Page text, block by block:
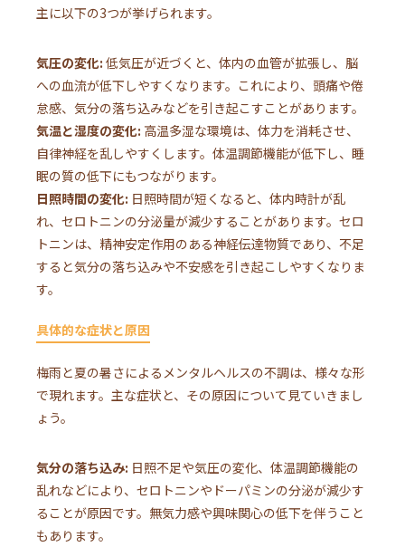
主に以下の3つが挙げられます。
気圧の変化: 低気圧が近づくと、体内の血管が拡張し、脳
への血流が低下しやすくなります。これにより、頭痛や倦
怠感、気分の落ち込みなどを引き起こすことがあります。
気温と湿度の変化: 高温多湿な環境は、体力を消耗させ、
自律神経を乱しやすくします。体温調節機能が低下し、睡
眠の質の低下にもつながります。
日照時間の変化: 日照時間が短くなると、体内時計が乱
れ、セロトニンの分泌量が減少することがあります。セロ
トニンは、精神安定作用のある神経伝達物質であり、不足
すると気分の落ち込みや不安感を引き起こしやすくなりま
す。
具体的な症状と原因
梅雨と夏の暑さによるメンタルヘルスの不調は、様々な形
で現れます。主な症状と、その原因について見ていきまし
ょう。
気分の落ち込み: 日照不足や気圧の変化、体温調節機能の
乱れなどにより、セロトニンやドーパミンの分泌が減少す
ることが原因です。無気力感や興味関心の低下を伴うこと
もあります。